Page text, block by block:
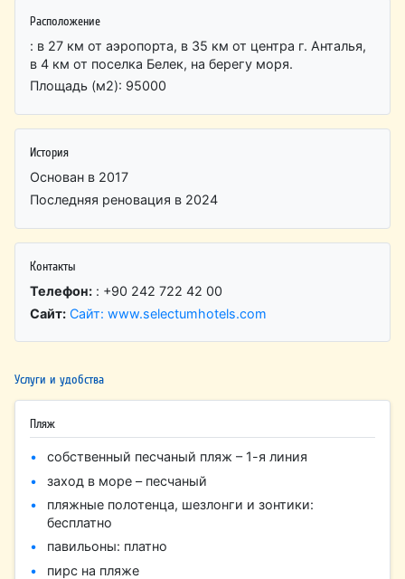
Расположение
: в 27 км от аэропорта, в 35 км от центра г. Анталья,
в 4 км от поселка Белек, на берегу моря.
Площадь (м2): 95000
История
Основан в 2017
Последняя реновация в 2024
Контакты
Телефон: : +90 242 722 42 00
Сайт: Сайт: www.selectumhotels.com
Услуги и удобства
Пляж
собственный песчаный пляж – 1-я линия
заход в море – песчаный
пляжные полотенца, шезлонги и зонтики:
бесплатно
павильоны: платно
пирс на пляже